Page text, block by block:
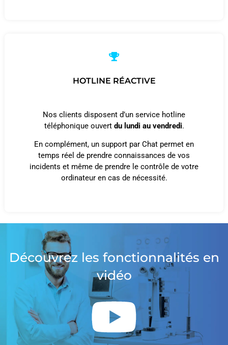
HOTLINE RÉACTIVE
Nos clients disposent d’un service hotline
téléphonique ouvert du lundi au vendredi.
En complément, un support par Chat permet en
temps réel de prendre connaissances de vos
incidents et même de prendre le contrôle de votre
ordinateur en cas de nécessité.
Découvrez les fonctionnalités en
vidéo